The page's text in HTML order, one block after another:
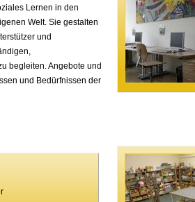
Lernen in den
Welt. Sie gestalten
und
begleiten. Angebote und
und Bedürfnissen der